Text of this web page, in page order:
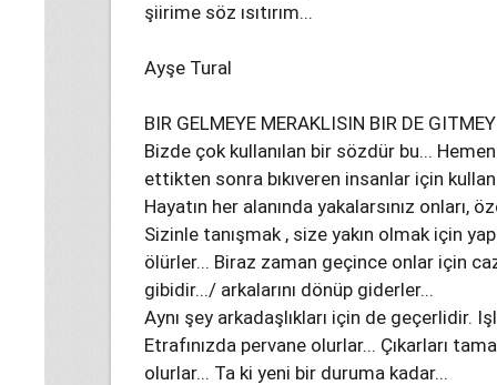
şiirime söz ısıtırım...
Ayşe Tural
BIR GELMEYE MERAKLISIN BIR DE
Bizde çok kullanılan bir sözdür bu...
ettikten sonra bıkıveren insanlar için
Hayatın her alanında yakalarsınız onları,
Sizinle tanışmak , size yakın olmak için
ölürler... Biraz zaman geçince onlar için
gibidir.../ arkalarını dönüp giderler...
Aynı şey arkadaşlıkları için de geçerlidir.
Etrafınızda pervane olurlar... Çıkarları
olurlar... Ta ki yeni bir duruma kadar...